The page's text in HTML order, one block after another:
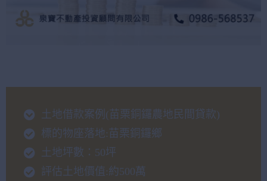
土地借款案例(苗栗銅鑼農地民間貸款)
標的物座落地:苗栗銅鑼鄉
土地坪數：50坪
評估土地價值:約500萬